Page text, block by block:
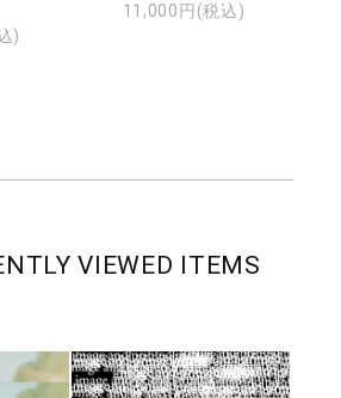
)
11,000円(税込)
VIEWED ITEMS